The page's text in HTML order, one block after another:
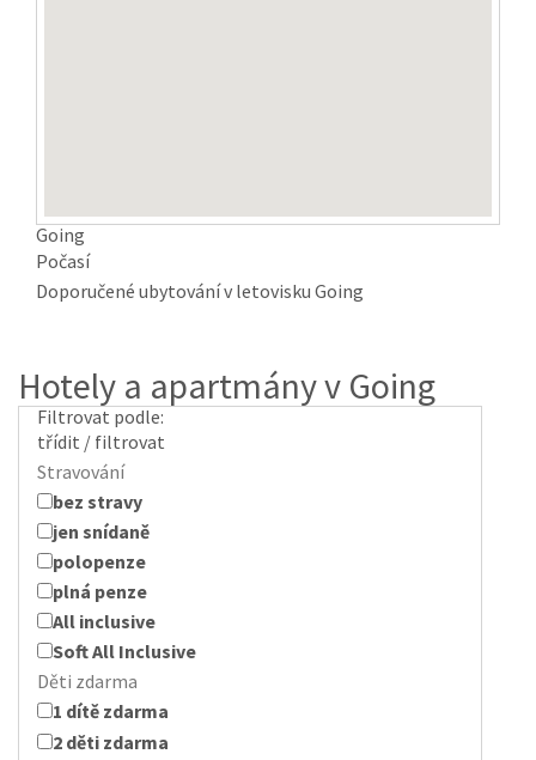
Going
Počasí
Doporučené ubytování v letovisku Going
Hotely a apartmány v Going
Filtrovat podle:
třídit / filtrovat
Stravování
bez stravy
jen snídaně
polopenze
plná penze
All inclusive
Soft All Inclusive
Děti zdarma
1 dítě zdarma
2 děti zdarma